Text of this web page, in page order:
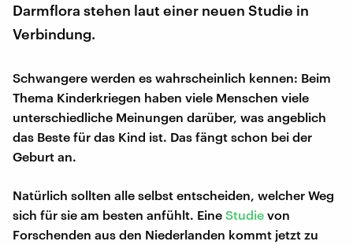
Darmflora stehen laut einer neuen Studie in
Verbindung.
Schwangere werden es wahrscheinlich kennen: Beim
Thema Kinderkriegen haben viele Menschen viele
unterschiedliche Meinungen darüber, was angeblich
das Beste für das Kind ist. Das fängt schon bei der
Geburt an.
Natürlich sollten alle selbst entscheiden, welcher Weg
sich für sie am besten anfühlt. Eine Studie von
Forschenden aus den Niederlanden kommt jetzt zu